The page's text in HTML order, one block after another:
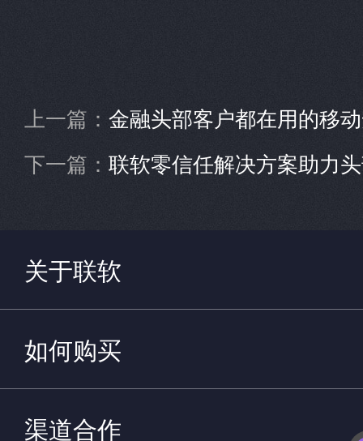
上一篇： 金融头部客户都在用的移动安全管理平
下一篇： 联软零信任解决方案助力头部央
关于联软
如何购买
渠道合作